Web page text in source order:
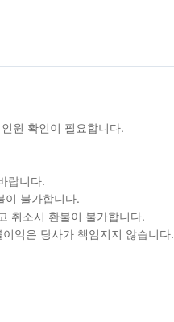
원 확인이 필요합니다.
랍니다.
이 불가합니다.
취소시 환불이 불가합니다.
익은 당사가 책임지지 않습니다.